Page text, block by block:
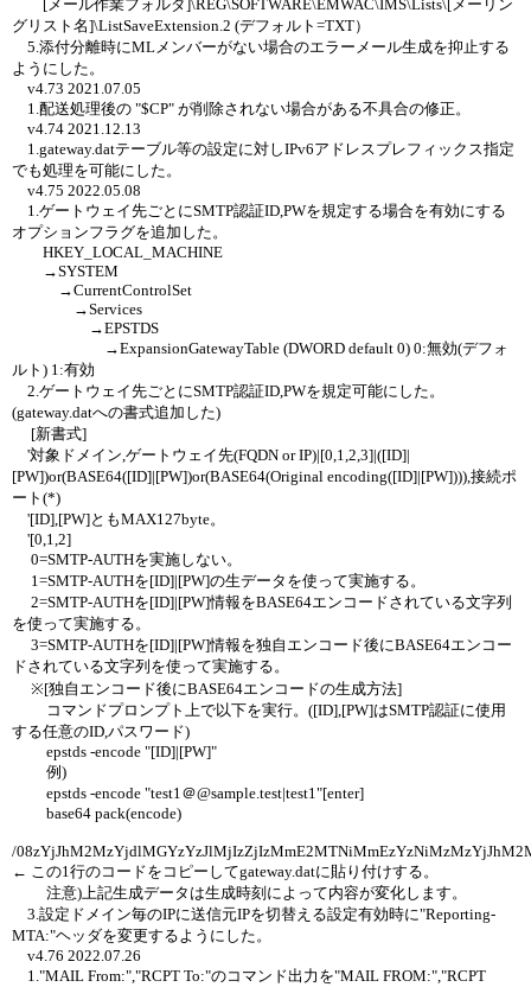
[メール作業フォルダ]\REG\SOFTWARE\EMWAC\IMS\Lists\[メーリン
グリスト名]\ListSaveExtension.2 (デフォルト=TXT）
5.添付分離時にMLメンバーがない場合のエラーメール生成を抑止する
ようにした。
v4.73 2021.07.05
1.配送処理後の "$CP" が削除されない場合がある不具合の修正。
v4.74 2021.12.13
1.gateway.datテーブル等の設定に対しIPv6アドレスプレフィックス指定
でも処理を可能にした。
v4.75 2022.05.08
1.ゲートウェイ先ごとにSMTP認証ID,PWを規定する場合を有効にする
オプションフラグを追加した。
HKEY_LOCAL_MACHINE
→SYSTEM
→CurrentControlSet
→Services
→EPSTDS
→ExpansionGatewayTable (DWORD default 0) 0:無効(デフォ
ルト) 1:有効
2.ゲートウェイ先ごとにSMTP認証ID,PWを規定可能にした。
(gateway.datへの書式追加した)
[新書式]
'対象ドメイン,ゲートウェイ先(FQDN or IP)|[0,1,2,3]|([ID]|
[PW])or(BASE64([ID]|[PW])or(BASE64(Original encoding([ID]|[PW]))),接続ポ
ート(*)
'[ID],[PW]ともMAX127byte。
'[0,1,2]
0=SMTP-AUTHを実施しない。
1=SMTP-AUTHを[ID]|[PW]の生データを使って実施する。
2=SMTP-AUTHを[ID]|[PW]情報をBASE64エンコードされている文字列
を使って実施する。
3=SMTP-AUTHを[ID]|[PW]情報を独自エンコード後にBASE64エンコー
ドされている文字列を使って実施する。
※[独自エンコード後にBASE64エンコードの生成方法]
コマンドプロンプト上で以下を実行。([ID],[PW]はSMTP認証に使用
する任意のID,パスワード)
epstds -encode "[ID]|[PW]"
例)
epstds -encode "test1＠@sample.test|test1"[enter]
base64 pack(encode)
/
← この1行のコードをコピーしてgateway.datに貼り付けする。
注意)上記生成データは生成時刻によって内容が変化します。
3.設定ドメイン毎のIPに送信元IPを切替える設定有効時に"Reporting-
MTA:"ヘッダを変更するようにした。
v4.76 2022.07.26
1."MAIL From:","RCPT To:"のコマンド出力を"MAIL FROM:","RCPT